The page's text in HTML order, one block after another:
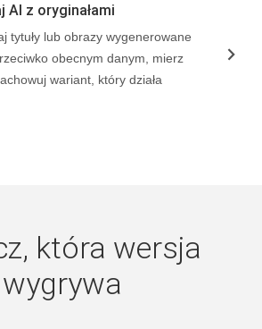
AI z oryginałami
tytuły lub obrazy wygenerowane
obecnym danym, mierz
wariant, który działa
która wersja
wygrywa